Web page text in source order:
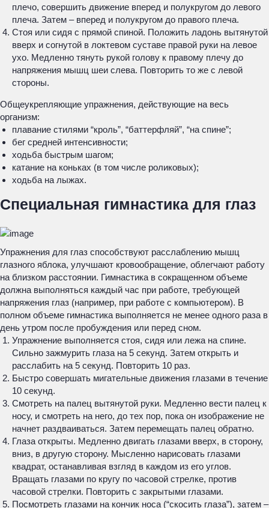
плечо, совершить движение вперед и полукругом до левого
плеча. Затем – вперед и полукругом до правого плеча.
Стоя или сидя с прямой спиной. Положить ладонь вытянутой
вверх и согнутой в локтевом суставе правой руки на левое
ухо. Медленно тянуть рукой голову к правому плечу до
напряжения мышц шеи слева. Повторить то же с левой
стороны.
Общеукрепляющие упражнения, действующие на весь
организм:
плавание стилями “кроль”, “баттерфляй”, “на спине”;
бег средней интенсивности;
ходьба быстрым шагом;
катание на коньках (в том числе роликовых);
ходьба на лыжах.
Специальная гимнастика для глаз
Упражнения для глаз способствуют расслаблению мышц
глазного яблока, улучшают кровообращение, облегчают работу
на близком расстоянии. Гимнастика в сокращенном объеме
должна выполняться каждый час при работе, требующей
напряжения глаз (например, при работе с компьютером). В
полном объеме гимнастика выполняется не менее одного раза в
день утром после пробуждения или перед сном.
Упражнение выполняется стоя, сидя или лежа на спине.
Сильно зажмурить глаза на 5 секунд. Затем открыть и
расслабить на 5 секунд. Повторить 10 раз.
Быстро совершать мигательные движения глазами в течение
10 секунд.
Смотреть на палец вытянутой руки. Медленно вести палец к
носу, и смотреть на него, до тех пор, пока он изображение не
начнет раздваиваться. Затем перемещать палец обратно.
Глаза открыты. Медленно двигать глазами вверх, в сторону,
вниз, в другую сторону. Мысленно нарисовать глазами
квадрат, останавливая взгляд в каждом из его углов.
Вращать глазами по кругу по часовой стрелке, против
часовой стрелки. Повторить с закрытыми глазами.
Посмотреть глазами на кончик носа (“скосить глаза”), затем –